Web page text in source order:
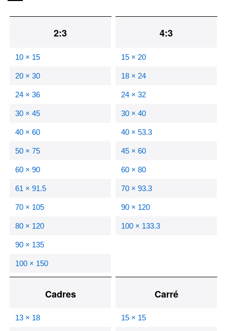
2:3
10 × 15
20 × 30
24 × 36
30 × 45
40 × 60
50 × 75
60 × 90
61 × 91.5
70 × 105
80 × 120
90 × 135
100 × 150
4:3
15 × 20
18 × 24
24 × 32
30 × 40
40 × 53.3
45 × 60
60 × 80
70 × 93.3
90 × 120
100 × 133.3
Cadres
13 × 18
Carré
15 × 15